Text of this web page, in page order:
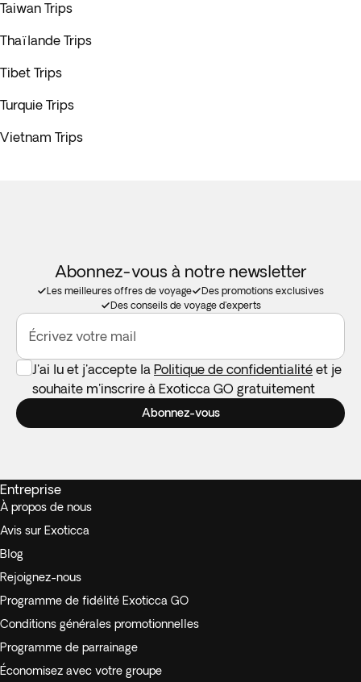
Taiwan Trips
Thaïlande Trips
Tibet Trips
Turquie Trips
Vietnam Trips
Abonnez-vous à notre newsletter
Les meilleures offres de voyage
Des promotions exclusives
Des conseils de voyage d'experts
Écrivez votre mail
J'ai lu et j'accepte la Politique de confidentialité et je
souhaite m'inscrire à Exoticca GO gratuitement
Abonnez-vous
Entreprise
À propos de nous
Avis sur Exoticca
Blog
Rejoignez-nous
Programme de fidélité Exoticca GO
Conditions générales promotionnelles
Programme de parrainage
Économisez avec votre groupe